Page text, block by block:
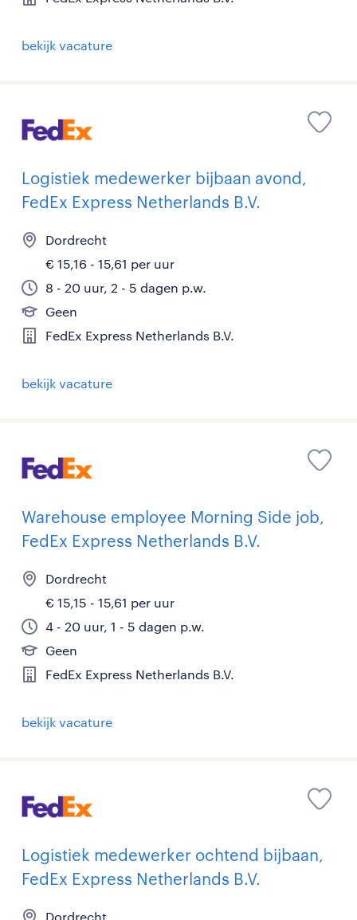
bekijk vacature
Logistiek medewerker bijbaan avond,
FedEx Express Netherlands B.V.
Dordrecht
€ 15,16 - 15,61 per uur
8 - 20 uur, 2 - 5 dagen p.w.
Geen
FedEx Express Netherlands B.V.
bekijk vacature
Warehouse employee Morning Side job,
FedEx Express Netherlands B.V.
Dordrecht
€ 15,15 - 15,61 per uur
4 - 20 uur, 1 - 5 dagen p.w.
Geen
FedEx Express Netherlands B.V.
bekijk vacature
Logistiek medewerker ochtend bijbaan,
FedEx Express Netherlands B.V.
Dordrecht